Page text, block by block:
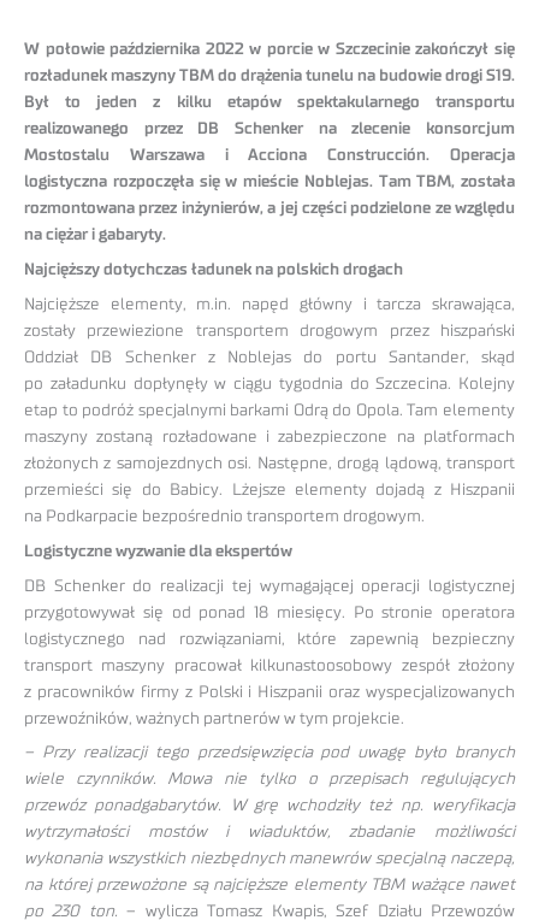
W połowie października 2022 w porcie w Szczecinie zakończył się
rozładunek maszyny TBM do drążenia tunelu na budowie drogi S19.
Był to jeden z kilku etapów spektakularnego transportu
realizowanego przez DB Schenker na zlecenie konsorcjum
Mostostalu Warszawa i Acciona Construcción. Operacja
logistyczna rozpoczęła się w mieście Noblejas. Tam TBM, została
rozmontowana przez inżynierów, a jej części podzielone ze względu
na ciężar i gabaryty.
Najcięższy dotychczas ładunek na polskich drogach
Najcięższe elementy, m.in. napęd główny i tarcza skrawająca,
zostały przewiezione transportem drogowym przez hiszpański
Oddział DB Schenker z Noblejas do portu Santander, skąd
po załadunku dopłynęły w ciągu tygodnia do Szczecina. Kolejny
etap to podróż specjalnymi barkami Odrą do Opola. Tam elementy
maszyny zostaną rozładowane i zabezpieczone na platformach
złożonych z samojezdnych osi. Następne, drogą lądową, transport
przemieści się do Babicy. Lżejsze elementy dojadą z Hiszpanii
na Podkarpacie bezpośrednio transportem drogowym.
Logistyczne wyzwanie dla ekspertów
DB Schenker do realizacji tej wymagającej operacji logistycznej
przygotowywał się od ponad 18 miesięcy. Po stronie operatora
logistycznego nad rozwiązaniami, które zapewnią bezpieczny
transport maszyny pracował kilkunastoosobowy zespół złożony
z pracowników firmy z Polski i Hiszpanii oraz wyspecjalizowanych
przewoźników, ważnych partnerów w tym projekcie.
– Przy realizacji tego przedsięwzięcia pod uwagę było branych
wiele czynników. Mowa nie tylko o przepisach regulujących
przewóz ponadgabarytów. W grę wchodziły też np. weryfikacja
wytrzymałości mostów i wiaduktów, zbadanie możliwości
wykonania wszystkich niezbędnych manewrów specjalną naczepą,
na której przewożone są najcięższe elementy TBM ważące nawet
po 230 ton. – wylicza Tomasz Kwapis, Szef Działu Przewozów